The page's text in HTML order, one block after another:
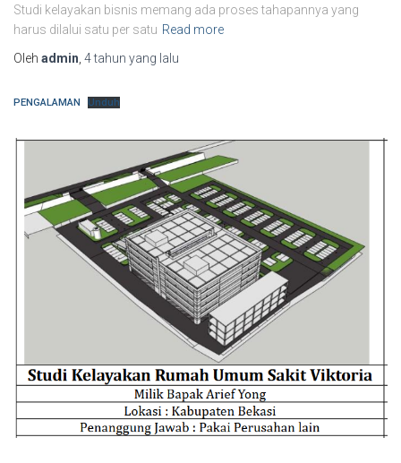
Studi kelayakan bisnis memang ada proses tahapannya yang
harus dilalui satu per satu Read more
Oleh admin 4 tahun yang lalu
PENGALAMAN Unduh